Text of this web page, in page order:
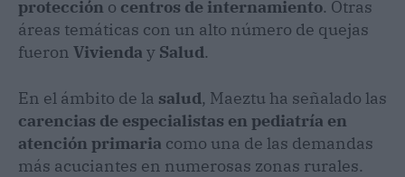
protección o centros de internamiento. Otras
áreas temáticas con un alto número de quejas
fueron Vivienda y Salud.
En el ámbito de la salud, Maeztu ha señalado las
carencias de especialistas en pediatría en
atención primaria como una de las demandas
más acuciantes en numerosas zonas rurales.